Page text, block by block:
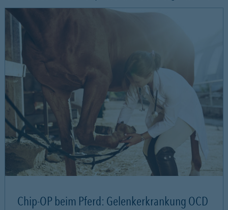
Chip-OP beim Pferd: Gelenkerkrankung OCD